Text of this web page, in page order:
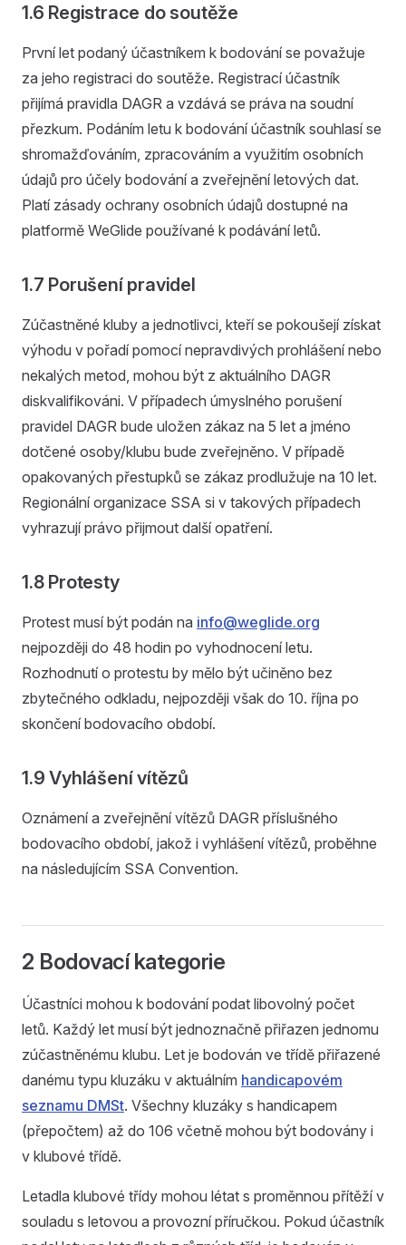
1.6 Registrace do soutěže
První let podaný účastníkem k bodování se považuje
za jeho registraci do soutěže. Registrací účastník
přijímá pravidla DAGR a vzdává se práva na soudní
přezkum. Podáním letu k bodování účastník souhlasí se
shromažďováním, zpracováním a využitím osobních
údajů pro účely bodování a zveřejnění letových dat.
Platí zásady ochrany osobních údajů dostupné na
platformě WeGlide používané k podávání letů.
1.7 Porušení pravidel
Zúčastněné kluby a jednotlivci, kteří se pokoušejí získat
výhodu v pořadí pomocí nepravdivých prohlášení nebo
nekalých metod, mohou být z aktuálního DAGR
diskvalifikováni. V případech úmyslného porušení
pravidel DAGR bude uložen zákaz na 5 let a jméno
dotčené osoby/klubu bude zveřejněno. V případě
opakovaných přestupků se zákaz prodlužuje na 10 let.
Regionální organizace SSA si v takových případech
vyhrazují právo přijmout další opatření.
1.8 Protesty
Protest musí být podán na info@weglide.org
nejpozději do 48 hodin po vyhodnocení letu.
Rozhodnutí o protestu by mělo být učiněno bez
zbytečného odkladu, nejpozději však do 10. října po
skončení bodovacího období.
1.9 Vyhlášení vítězů
Oznámení a zveřejnění vítězů DAGR příslušného
bodovacího období, jakož i vyhlášení vítězů, proběhne
na následujícím SSA Convention.
2 Bodovací kategorie
Účastníci mohou k bodování podat libovolný počet
letů. Každý let musí být jednoznačně přiřazen jednomu
zúčastněnému klubu. Let je bodován ve třídě přiřazené
danému typu kluzáku v aktuálním handicapovém
seznamu DMSt. Všechny kluzáky s handicapem
(přepočtem) až do 106 včetně mohou být bodovány i
v klubové třídě.
Letadla klubové třídy mohou létat s proměnnou přítěží v
souladu s letovou a provozní příručkou. Pokud účastník